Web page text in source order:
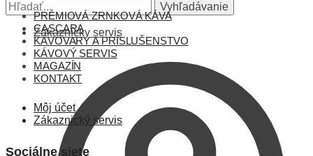
Vyhľadávanie
Zákaznícky servis
PRÉMIOVÁ ZRNKOVÁ KÁVA
CASCARA
KÁVOVARY A PRÍSLUŠENSTVO
KÁVOVÝ SERVIS
MAGAZÍN
KONTAKT
Môj účet
Zákaznický servis
Sociálne siete